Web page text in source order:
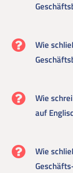
Wie
Wie
auf
Wie